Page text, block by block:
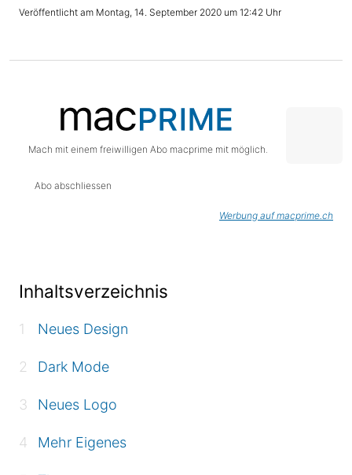
Montag, 14. September 2020 um 12:42 Uhr
Mach mit einem freiwilligen Abo macprime mit möglich.
Abo abschliessen
Werbung auf macprime.ch
Inhaltsverzeichnis
Neues Design
Dark Mode
Neues Logo
Mehr Eigenes